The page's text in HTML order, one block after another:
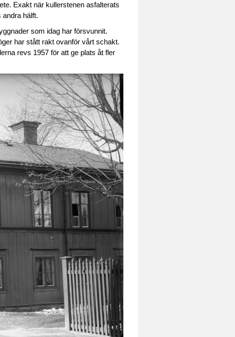
Exakt när kullerstenen asfalterats
hälft.
som idag har försvunnit.
har stått rakt ovanför vårt schakt.
revs 1957 för att ge plats åt fler